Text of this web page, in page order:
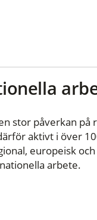
stor påverkan på
aktivt i över
europeisk och
arbete.